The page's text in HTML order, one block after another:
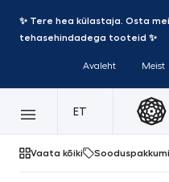
✨ Tere hea külastaja. Osta
tehasehindadega tooteid ✨
Avaleht Meist
ET
Vaata kõiki